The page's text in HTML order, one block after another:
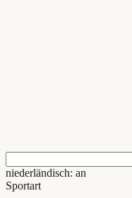
niederländisch: an
Sportart